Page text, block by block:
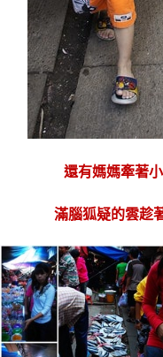
還有媽媽牽著
滿腦狐疑的雲趁